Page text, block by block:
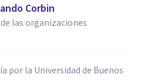
Corbin
las organizaciones
por la Universidad de Buenos